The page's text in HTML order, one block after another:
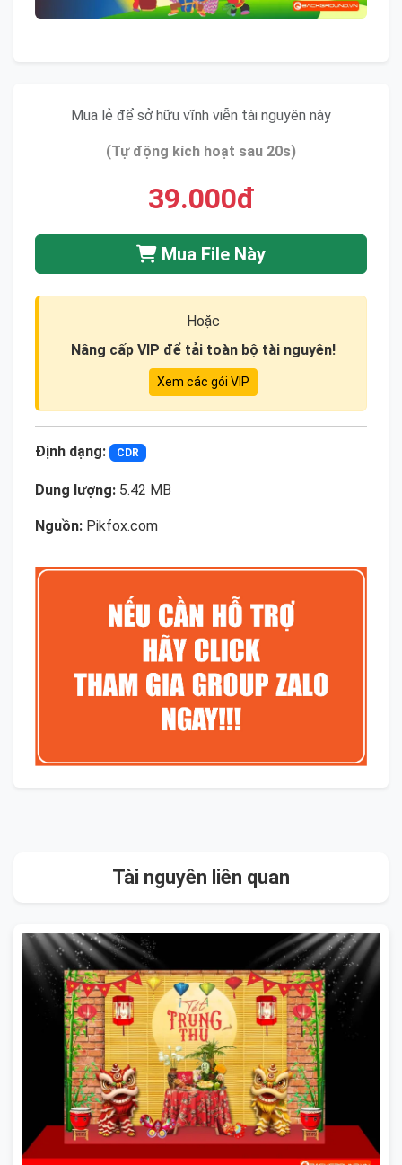
Mua lẻ để sở hữu vĩnh viễn tài nguyên này
(Tự động kích hoạt sau 20s)
39.000đ
Mua File Này
Hoặc
Nâng cấp VIP để tải toàn bộ tài nguyên!
Xem các gói VIP
Định dạng: CDR
Dung lượng: 5.42 MB
Nguồn: Pikfox.com
Tài nguyên liên quan